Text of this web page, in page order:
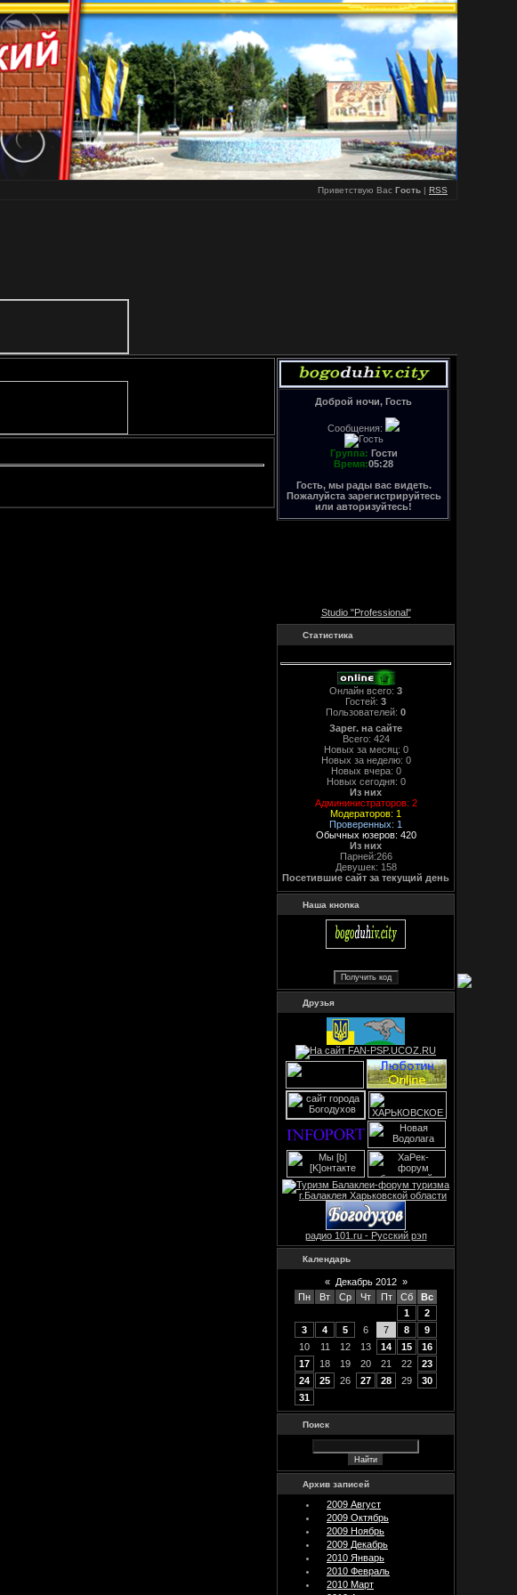
Приветствую Вас Гость | RSS
Доброй ночи, Гость
Сообщения:
Группа: Гости
Время:05:28
Гость, мы рады вас видеть.
Пожалуйста зарегистрируйтесь
или авторизуйтесь!
Studio "Professional"
Статистика
Онлайн всего: 3
Гостей: 3
Пользователей: 0
Зарег. на сайте
Всего: 424
Новых за месяц: 0
Новых за неделю: 0
Новых вчера: 0
Новых сегодня: 0
Из них
Админинистраторов: 2
Модераторов: 1
Проверенных: 1
Обычных юзеров: 420
Из них
Парней:266
Девушек: 158
Посетившие сайт за текущий день
Наша кнопка
Друзья
радио 101.ru - Русский рэп
Календарь
« Декабрь 2012 »
Пн
Вт Ср Чт Пт Сб
Вс
1
2
3
4 5 6 7 8
9
10
11 12 13 14 15
16
17
18 19 20 21 22
23
24
25 26 27 28 29
30
31
Поиск
Архив записей
2009 Август
2009 Октябрь
2009 Ноябрь
2009 Декабрь
2010 Январь
2010 Февраль
2010 Март